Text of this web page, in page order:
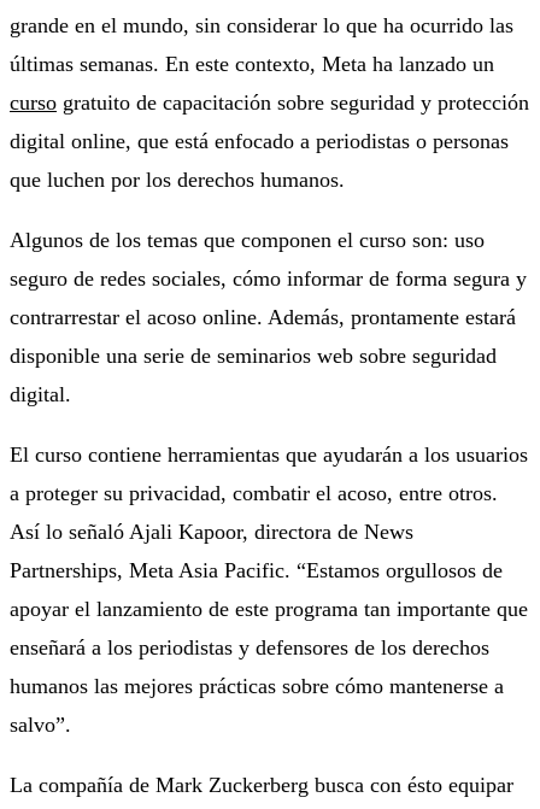
grande en el mundo, sin considerar lo que ha ocurrido las
últimas semanas. En este contexto, Meta ha lanzado un
curso gratuito de capacitación sobre seguridad y protección
digital online, que está enfocado a periodistas o personas
que luchen por los derechos humanos.
Algunos de los temas que componen el curso son: uso
seguro de redes sociales, cómo informar de forma segura y
contrarrestar el acoso online. Además, prontamente estará
disponible una serie de seminarios web sobre seguridad
digital.
El curso contiene herramientas que ayudarán a los usuarios
a proteger su privacidad, combatir el acoso, entre otros.
Así lo señaló Ajali Kapoor, directora de News
Partnerships, Meta Asia Pacific. “Estamos orgullosos de
apoyar el lanzamiento de este programa tan importante que
enseñará a los periodistas y defensores de los derechos
humanos las mejores prácticas sobre cómo mantenerse a
salvo”.
La compañía de Mark Zuckerberg busca con ésto equipar